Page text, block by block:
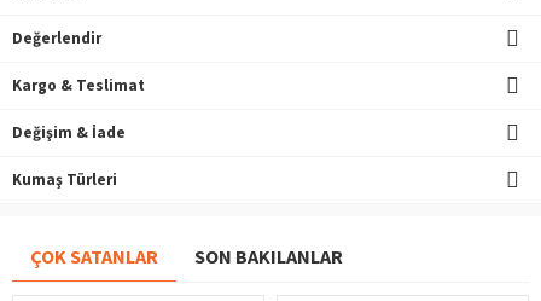
Değerlendir
Kargo & Teslimat
Değişim & İade
Kumaş Türleri
ÇOK SATANLAR SON BAKILANLAR